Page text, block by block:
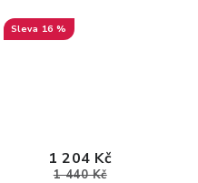
16 %
1 204 Kč
1 440 Kč